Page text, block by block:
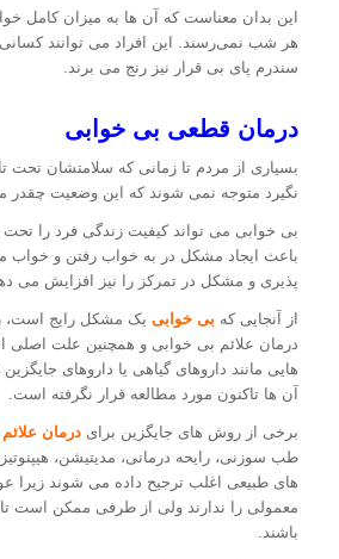
این بدان معناست که آن ها به میزان کامل
هر شب نمی‌رسند. این افراد می توانند
سندرم پای بی قرار نیز رنج می برند.
درمان قطعی بی خوابی
بسیاری از مردم تا زمانی که سلامتشان تحت
نگیرد متوجه نمی شوند که این وضعیت چقدر
بی خوابی می تواند کیفیت زندگی فرد را تحت
باعث ایجاد مشکل در به خواب رفتن و خواب
پذیری و مشکل در تمرکز را نیز افزایش می
از آنجایی که بی خوابییک مشکل رایج است،
درمان علائم بی خوابی و همچنین علت اصلی
هایی مانند داروهای گیاهی یا داروهای جایگزین
آن ها تاکنون مورد مطالعه قرار نگرفته است.
برخی از روش های جایگزین برای درمان
طب سوزنی، رایحه درمانی، مدیتیشن،
های طبیعی اغلب ترجیح داده می شوند زیرا
معمولی را ندارند ولی از طرفی ممکن است
باشند.